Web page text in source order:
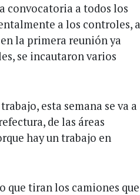
convocatoria a todos los
a los controles, a
la primera reunión ya
se incautaron varios
esta semana se va a
de las áreas
hay un trabajo en
que tiran los camiones que